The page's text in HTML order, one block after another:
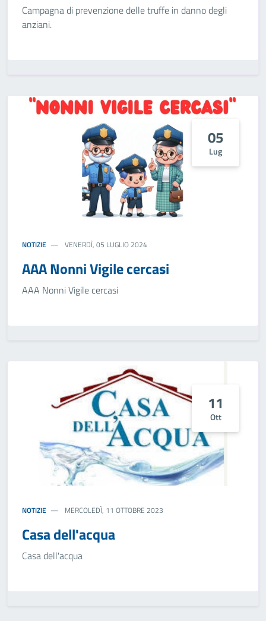
Campagna di prevenzione delle truffe in danno degli
anziani.
05
Lug
NOTIZIE VENERDÌ, 05 LUGLIO 2024
AAA Nonni Vigile cercasi
AAA Nonni Vigile cercasi
11
Ott
NOTIZIE MERCOLEDÌ, 11 OTTOBRE 2023
Casa dell'acqua
Casa dell'acqua